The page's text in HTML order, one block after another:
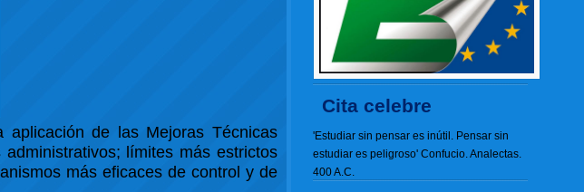
Cita celebre
'Estudiar sin pensar es inútil. Pensar sin
estudiar es peligroso' Confucio. Analectas.
400 A.C.
aplicación de las Mejoras Técnicas
límites más estrictos
más eficaces de control y de